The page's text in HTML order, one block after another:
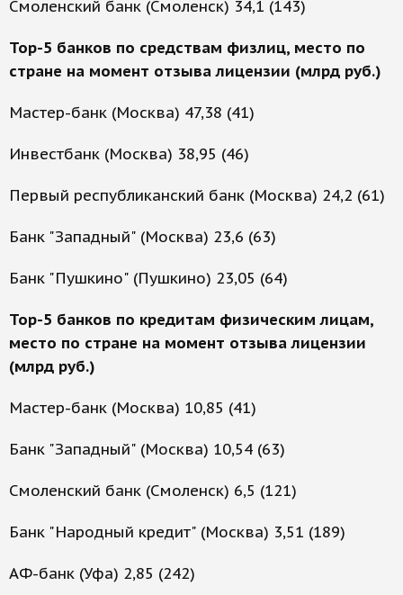
Смоленский банк (Смоленск) 34,1 (143)
Top-5 банков по средствам физлиц, место по
стране на момент отзыва лицензии (млрд руб.)
Мастер-банк (Москва) 47,38 (41)
Инвестбанк (Москва) 38,95 (46)
Первый республиканский банк (Москва) 24,2 (61)
Банк "Западный" (Москва) 23,6 (63)
Банк "Пушкино" (Пушкино) 23,05 (64)
Top-5 банков по кредитам физическим лицам,
место по стране на момент отзыва лицензии
(млрд руб.)
Мастер-банк (Москва) 10,85 (41)
Банк "Западный" (Москва) 10,54 (63)
Смоленский банк (Смоленск) 6,5 (121)
Банк "Народный кредит" (Москва) 3,51 (189)
АФ-банк (Уфа) 2,85 (242)